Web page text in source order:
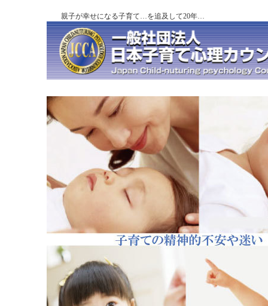
親子が幸せになる子育て…を追及して20年…